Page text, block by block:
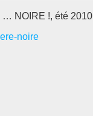
… NOIRE !, été 2010
noire